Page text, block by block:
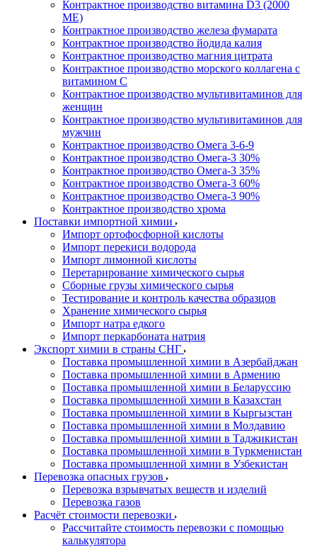
Контрактное производство витамина D3 (2000
МЕ)
Контрактное производство железа фумарата
Контрактное производство йодида калия
Контрактное производство магния цитрата
Контрактное производство морского коллагена с
витамином С
Контрактное производство мультивитаминов для
женщин
Контрактное производство мультивитаминов для
мужчин
Контрактное производство Омега 3-6-9
Контрактное производство Омега-3 30%
Контрактное производство Омега-3 35%
Контрактное производство Омега-3 60%
Контрактное производство Омега-3 90%
Контрактное производство хрома
Поставки импортной химии
Импорт ортофосфорной кислоты
Импорт перекиси водорода
Импорт лимонной кислоты
Перетарирование химического сырья
Сборные грузы химического сырья
Тестирование и контроль качества образцов
Хранение химического сырья
Импорт натра едкого
Импорт перкарбоната натрия
Экспорт химии в страны СНГ
Поставка промышленной химии в Азербайджан
Поставка промышленной химии в Армению
Поставка промышленной химии в Беларуссию
Поставка промышленной химии в Казахстан
Поставка промышленной химии в Кыргызстан
Поставка промышленной химии в Молдавию
Поставка промышленной химии в Таджикистан
Поставка промышленной химии в Туркменистан
Поставка промышленной химии в Узбекистан
Перевозка опасных грузов
Перевозка взрывчатых веществ и изделий
Перевозка газов
Расчёт стоимости перевозки
Рассчитайте стоимость перевозки с помощью
калькулятора